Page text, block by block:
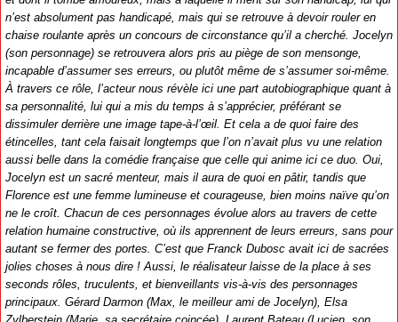
n’est absolument pas handicapé, mais qui se retrouve à devoir rouler en
chaise roulante après un concours de circonstance qu’il a cherché. Jocelyn
(son personnage) se retrouvera alors pris au piège de son mensonge,
incapable d’assumer ses erreurs, ou plutôt même de s’assumer soi-même.
À travers ce rôle, l’acteur nous révèle ici une part autobiographique quant à
sa personnalité, lui qui a mis du temps à s’apprécier, préférant se
dissimuler derrière une image tape-à-l’œil. Et cela a de quoi faire des
étincelles, tant cela faisait longtemps que l’on n’avait plus vu une relation
aussi belle dans la comédie française que celle qui anime ici ce duo. Oui,
Jocelyn est un sacré menteur, mais il aura de quoi en pâtir, tandis que
Florence est une femme lumineuse et courageuse, bien moins naïve qu’on
ne le croît. Chacun de ces personnages évolue alors au travers de cette
relation humaine constructive, où ils apprennent de leurs erreurs, sans pour
autant se fermer des portes. C’est que Franck Dubosc avait ici de sacrées
jolies choses à nous dire ! Aussi, le réalisateur laisse de la place à ses
seconds rôles, truculents, et bienveillants vis-à-vis des personnages
principaux. Gérard Darmon (Max, le meilleur ami de Jocelyn), Elsa